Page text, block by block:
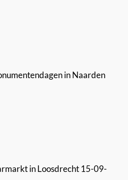
in Naarden
in Loosdrecht 15-09-